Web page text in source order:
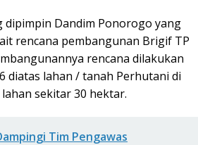
dipimpin Dandim Ponorogo yang
rencana pembangunan Brigif TP
rencana dilakukan
diatas lahan / tanah Perhutani di
sekitar 30 hektar.
Tim Pengawas